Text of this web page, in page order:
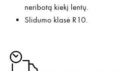
neribotą kiekį lentų.
Slidumo klasė R10.